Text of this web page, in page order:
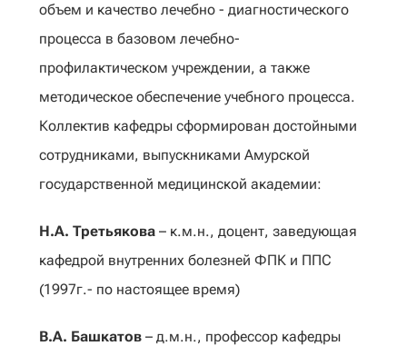
объем и качество лечебно - диагностического
процесса в базовом лечебно-
профилактическом учреждении, а также
методическое обеспечение учебного процесса.
Коллектив кафедры сформирован достойными
сотрудниками, выпускниками Амурской
государственной медицинской академии:
Н.А. Третьякова – к.м.н., доцент, заведующая
кафедрой внутренних болезней ФПК и ППС
(1997г.- по настоящее время)
В.А. Башкатов – д.м.н., профессор кафедры